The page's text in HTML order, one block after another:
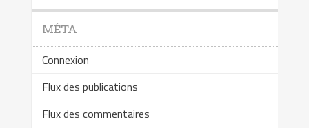
MÉTA
Connexion
Flux des publications
Flux des commentaires